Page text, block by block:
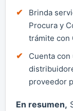
Brinda
Procura y
trámite con
Cuenta
proveedor
En resumen,